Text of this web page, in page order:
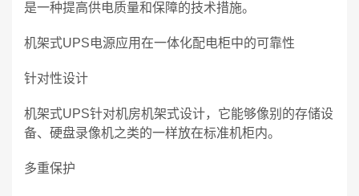
是一种提高供电质量和保障的技术措施。
机架式UPS电源应用在一体化配电柜中的可靠性
针对性设计
机架式UPS针对机房机架式设计，它能够像别的存储设
备、硬盘录像机之类的一样放在标准机柜内。
多重保护